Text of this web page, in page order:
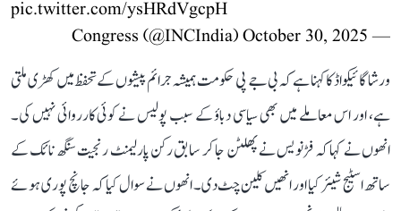
pic.twitter.com/ysHRdVgcpH
— Congress (@INCIndia)
October 30, 2025
ورشا گائیکواڈ کا کہنا ہے کہ بی جے پی حکومت ہمیشہ جرائم پیشوں کے تحفظ میں کھڑی ملتی
ہے، اور اس معاملے میں بھی سیاسی دباؤ کے سبب پولیس نے کوئی کارروائی نہیں کی۔
انھوں نے کہا کہ فڑنویس نے پھلٹن جا کر سابق رکن پارلیمنٹ رنجیت سنگھ نائک کے
ساتھ اسٹیج شیئر کیا اور انھیں کلین چٹ دی۔ انھوں نے سوال کیا کہ جانچ پوری ہوئے